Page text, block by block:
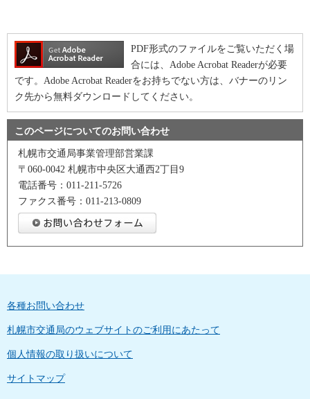
PDF形式のファイルをご覧いただく場
合には、Adobe Acrobat Readerが必要
です。Adobe Acrobat Readerをお持ちでない方は、バナーのリン
ク先から無料ダウンロードしてください。
このページについてのお問い合わせ
札幌市交通局事業管理部営業課
〒060-0042 札幌市中央区大通西2丁目9
電話番号：011-211-5726
ファクス番号：011-213-0809
各種お問い合わせ
札幌市交通局のウェブサイトのご利用にあたって
個人情報の取り扱いについて
サイトマップ